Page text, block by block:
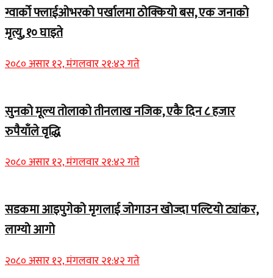
ग्वार्को फ्लाईओभरको पर्खालमा ठोक्कियो बस, एक जनाको
मृत्यु, १० घाइते
२०८० असार १२, मंगलवार २१:४२ गते
सुनको मूल्य तोलाको तीनलाख नजिक, एकै दिन ८ हजार
रुपैयाँले वृद्धि
२०८० असार १२, मंगलवार २१:४२ गते
सडकमा आइपुगेको मृगलाई जोगाउन खोज्दा पल्टियो ट्यांकर,
लाग्यो आगो
२०८० असार १२, मंगलवार २१:४२ गते